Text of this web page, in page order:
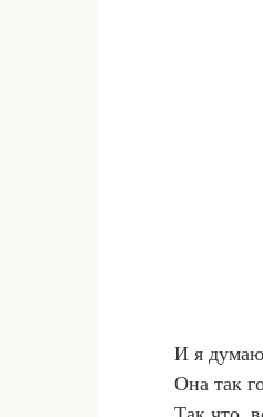
И я
Она так